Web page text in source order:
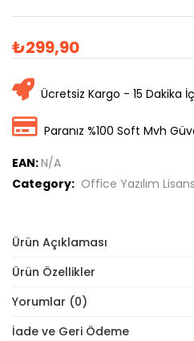
₺299,90
Ücretsiz Kargo - 15 Dakika
Paranız %100 Soft Mvh
EAN:N/A
Category: Office Yazılım
Ürün Açıklaması
Ürün Özellikler
Yorumlar (0)
İade ve Geri Ödeme